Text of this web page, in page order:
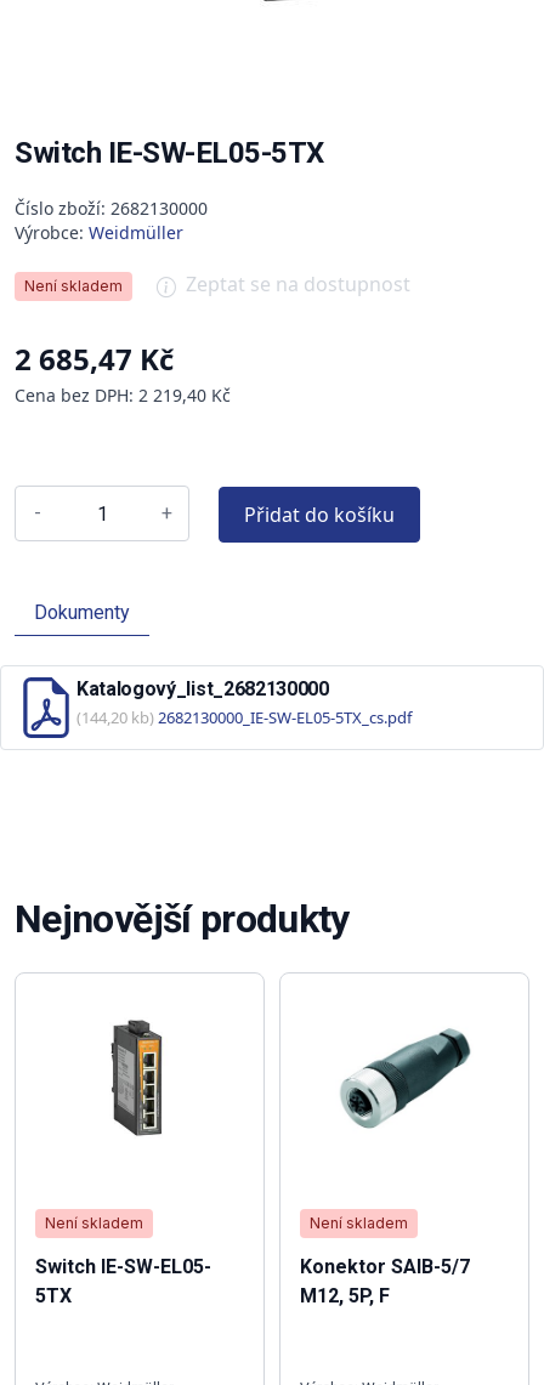
Switch IE-SW-EL05-5TX
Číslo zboží: 2682130000
Výrobce: Weidmüller
Není skladem Zeptat se na dostupnost
2 685,47 Kč
Cena bez DPH: 2 219,40 Kč
- + Přidat do košíku
Dokumenty
Katalogový_list_2682130000
(144,20 kb)2682130000_IE-SW-EL05-5TX_cs.pdf
Nejnovější produkty
Není skladem
Switch IE-SW-EL05-
5TX
Není skladem
Konektor SAIB-5/7
M12, 5P, F